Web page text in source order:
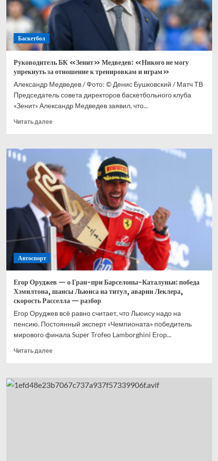
лиге
IBA
Knuckle
Баскетбол
Руководитель БК «Зенит» Медведев: «Никого не могу
упрекнуть за отношение к тренировкам и играм»
Александр Медведев / Фото: © Денис Бушковский / Матч ТВ
Председатель совета директоров баскетбольного клуба
«Зенит» Александр Медведев заявил, что...
Читать далееПрочитать
Руководитель
«Зенит»
Медведев:
«Никого
не
могу
упрекнуть
за
отношение
тренировкам
играм»
Автоспорт
Егор Оруджев — о Гран-при Барселоны-Каталуньи: победа
Хэмилтона, шансы Льюиса на титул, аварии Леклера,
скорость Расселла — разбор
Егор Оруджев всё равно считает, что Льюису надо на
пенсию. Постоянный эксперт «Чемпионата» победитель
мирового финала Super Trofeo Lamborghini Егор...
Читать далееПрочитать
Оруджев